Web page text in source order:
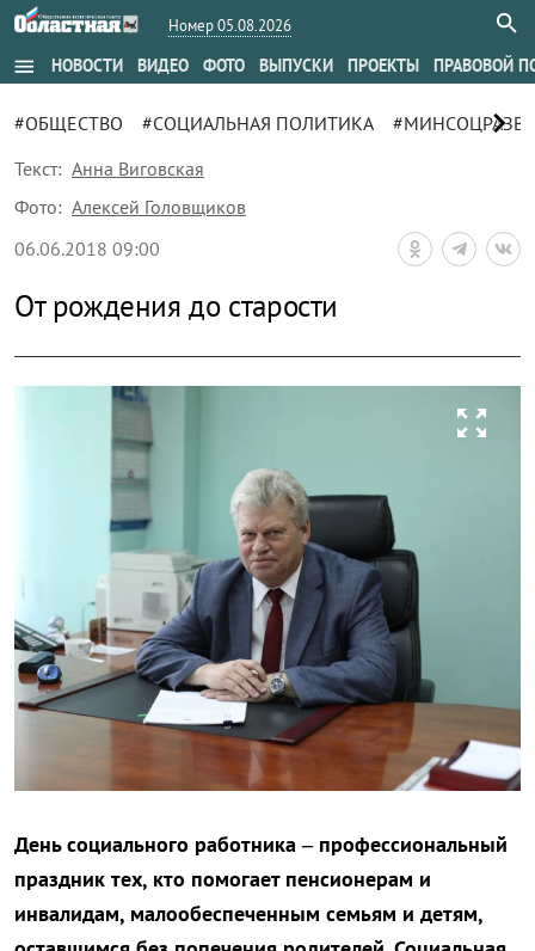
Номер 05.08.2026
menu НОВОСТИ ВИДЕО ФОТО ВЫПУСКИ ПРОЕКТЫ ПРАВОВОЙ
#ОБЩЕСТВО #СОЦИАЛЬНАЯ ПОЛИТИКА chevron_right
Текст: Анна Виговская
Фото: Алексей Головщиков
06.06.2018 09:00
От рождения до старости
zoom_out_map
День социального работника – профессиональный
праздник тех, кто помогает пенсионерам и
инвалидам, малообеспеченным семьям и детям,